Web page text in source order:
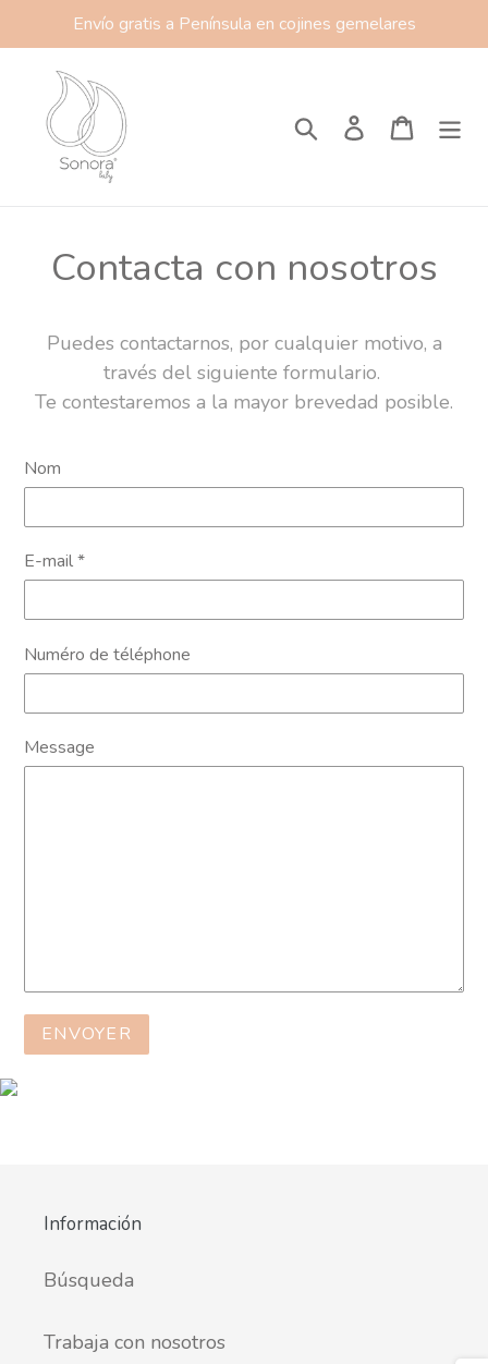
au
contenu
Envío gratis a Península en cojines gemelares
RechercherSe connecter
Panier
Contacta con nosotros
Puedes contactarnos, por cualquier motivo, a
través del siguiente formulario.
Te contestaremos a la mayor brevedad posible.
Nom
E-mail*
Numéro de téléphone
Message
Información
Búsqueda
Trabaja con nosotros